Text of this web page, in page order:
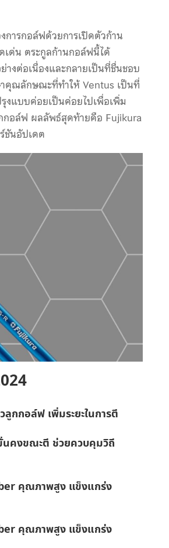
การกอล์ฟด้วยการเปิดตัวก้าน
เด่น ตระกูลก้านกอล์ฟนี้ได้
งต่อเนื่องและกลายเป็นที่ชื่นชอบ
คุณลักษณะที่ทำให้ Ventus เป็นที่
งแบบค่อยเป็นค่อยไปเพื่อเพิ่ม
กอล์ฟ ผลลัพธ์สุดท้ายคือ Fujikura
ชันอัปเดต
ลูกกอล์ฟ เพิ่มระยะในการตี
นคงขณะตี ช่วยควบคุมวิถี
คุณภาพสูง แข็งแกร่ง
คุณภาพสูง แข็งแกร่ง